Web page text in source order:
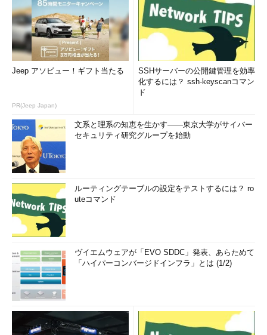
Jeep アソビュー！ギフト当たる
PR(Jeep Japan)
SSHサーバーの公開鍵管理を効率
化するには？ ssh-keyscanコマン
ド
文系と理系の知恵を生かす――東京大学がサイバー
セキュリティ研究グループを始動
ルーティングテーブルの設定をテストするには？ ro
uteコマンド
ヴイエムウェアが「EVO SDDC」発表、あらためて
「ハイパーコンバージドインフラ」とは (1/2)